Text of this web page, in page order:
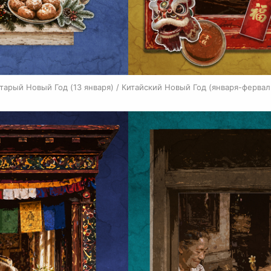
Новый Год (13 января) / Китайский Новый Год (января-